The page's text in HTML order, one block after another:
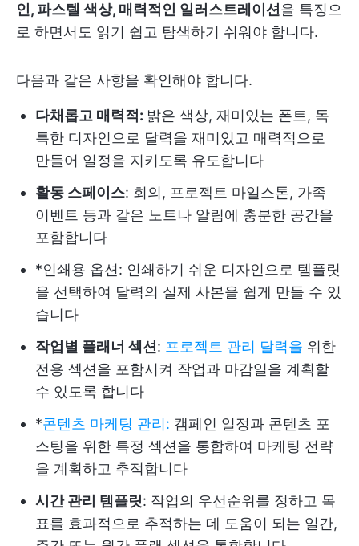
인, 파스텔 색상, 매력적인 일러스트레이션 을 특징으
로 하면서도 읽기 쉽고 탐색하기 쉬워야 합니다.
다음과 같은 사항을 확인해야 합니다.
다채롭고 매력적: 밝은 색상, 재미있는 폰트, 독
특한 디자인으로 달력을 재미있고 매력적으로
만들어 일정을 지키도록 유도합니다
활동 스페이스: 회의, 프로젝트 마일스톤, 가족
이벤트 등과 같은 노트나 알림에 충분한 공간을
포함합니다
*인쇄용 옵션: 인쇄하기 쉬운 디자인으로 템플릿
을 선택하여 달력의 실제 사본을 쉽게 만들 수 있
습니다
작업별 플래너 섹션 : 프로젝트 관리 달력을 위한
전용 섹션을 포함시켜 작업과 마감일을 계획할
수 있도록 합니다
*콘텐츠 마케팅 관리: 캠페인 일정과 콘텐츠 포
스팅을 위한 특정 섹션을 통합하여 마케팅 전략
을 계획하고 추적합니다
시간 관리 템플릿: 작업의 우선순위를 정하고 목
표를 효과적으로 추적하는 데 도움이 되는 일간,